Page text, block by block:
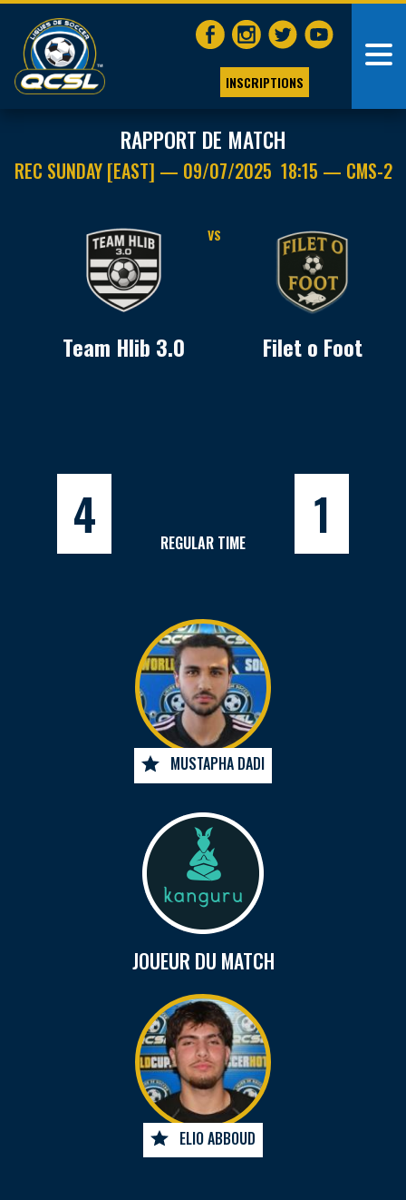
INSCRIPTIONS
RAPPORT DE MATCH
REC SUNDAY [EAST] — 09/07/2025 18:15 — CMS-2
Team Hlib 3.0
VS
Filet o Foot
4 REGULAR TIME 1
MUSTAPHA DADI
JOUEUR DU MATCH
ELIO ABBOUD